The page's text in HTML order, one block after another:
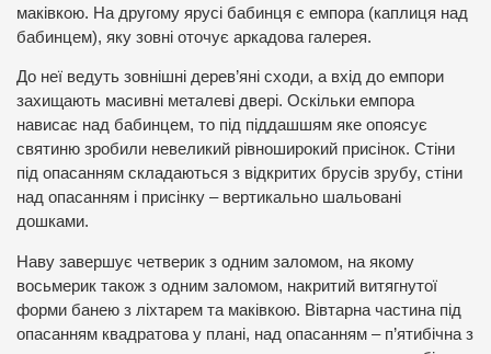
маківкою. На другому ярусі бабинця є емпора (каплиця над
бабинцем), яку зовні оточує аркадова галерея.
До неї ведуть зовнішні дерев’яні сходи, а вхід до емпори
захищають масивні металеві двері. Оскільки емпора
нависає над бабинцем, то під піддашшям яке опоясує
святиню зробили невеликий рівноширокий присінок. Стіни
під опасанням складаються з відкритих брусів зрубу, стіни
над опасанням і присінку – вертикально шальовані
дошками.
Наву завершує четверик з одним заломом, на якому
восьмерик також з одним заломом, накритий витягнутої
форми банею з ліхтарем та маківкою. Вівтарна частина під
опасанням квадратова у плані, над опасанням – п’ятибічна з